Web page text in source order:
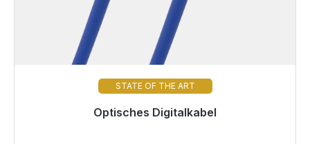
STATE OF THE ART
Optisches Digitalkabel
Sofort versandfertig, Lieferzeit 48h*